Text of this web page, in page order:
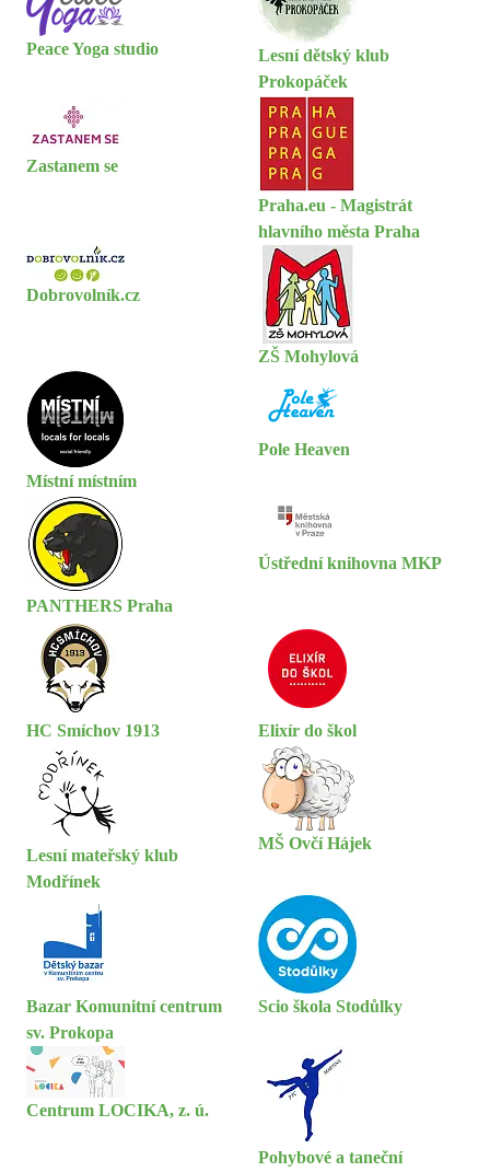
Peace Yoga studio
Lesní dětský klub
Prokopáček
Zastanem se
Praha.eu - Magistrát
hlavního města Praha
Dobrovolník.cz
ZŠ Mohylová
Místní místním
Pole Heaven
PANTHERS Praha
Ústřední knihovna MKP
HC Smíchov 1913 Elixír do škol
Lesní mateřský klub
Modřínek
MŠ Ovčí Hájek
Bazar Komunitní centrum
sv. Prokopa
Scio škola Stodůlky
Centrum LOCIKA, z. ú.
Pohybové a taneční